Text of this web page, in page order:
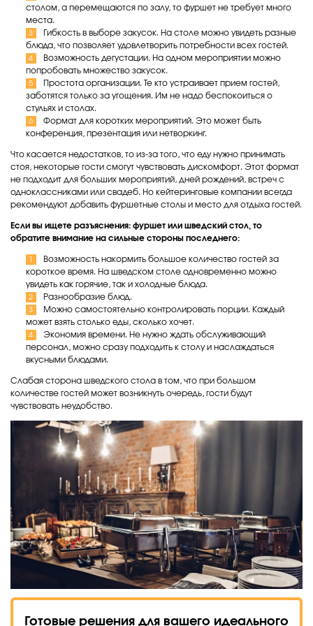
столом, а перемещаются по залу, то фуршет не требует много
места.
Гибкость в выборе закусок. На столе можно увидеть разные
блюда, что позволяет удовлетворить потребности всех гостей.
Возможность дегустации. На одном мероприятии можно
попробовать множество закусок.
Простота организации. Те кто устраивает прием гостей,
заботятся только за угощения. Им не надо беспокоиться о
стульях и столах.
Формат для коротких мероприятий. Это может быть
конференция, презентация или нетворкинг.
Что касается недостатков, то из-за того, что еду нужно принимать
стоя, некоторые гости смогут чувствовать дискомфорт. Этот формат
не подходит для больших мероприятий, дней рождений, встреч с
одноклассниками или свадеб. Но кейтеринговые компании всегда
рекомендуют добавить фуршетные столы и место для отдыха гостей.
Если вы ищете разъяснения: фуршет или шведский стол, то
обратите внимание на сильные стороны последнего:
Возможность накормить большое количество гостей за
короткое время. На шведском столе одновременно можно
увидеть как горячие, так и холодные блюда.
Разнообразие блюд.
Можно самостоятельно контролировать порции. Каждый
может взять столько еды, сколько хочет.
Экономия времени. Не нужно ждать обслуживающий
персонал, можно сразу подходить к столу и наслаждаться
вкусными блюдами.
Слабая сторона шведского стола в том, что при большом
количестве гостей может возникнуть очередь, гости будут
чувствовать неудобство.
Готовые решения для вашего идеального